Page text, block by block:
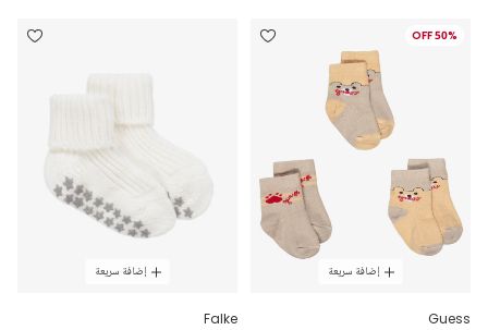
50% OFF
إضافة سريعة
Guess
إضافة سريعة
Falke